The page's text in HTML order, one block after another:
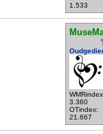
1.533
3.360
OTindex:
21.667